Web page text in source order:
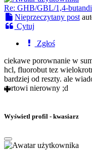
Re: GHB/GBL/1,4-
Nieprzeczytany post
Cytuj
Zgłoś
ciekawe porownanie w
hcl, fluorobut tez
bardziej od reszty. ale
sortowi nierowny ;d
Wyświetl profil - kwasiarz